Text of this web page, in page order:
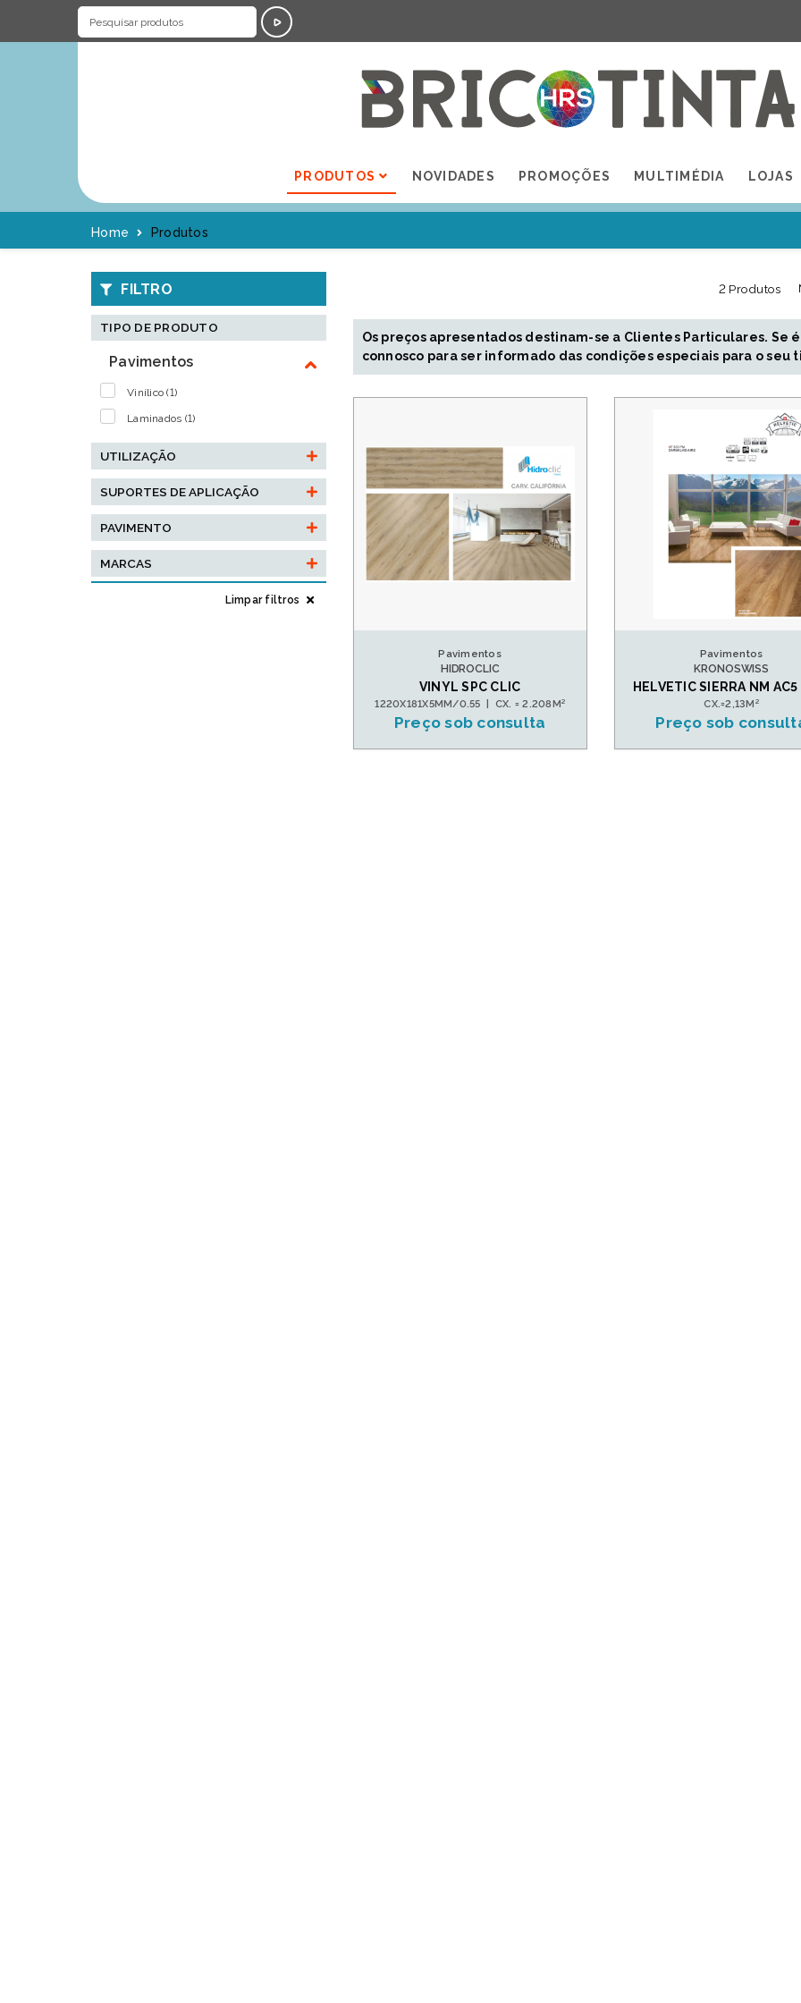
PRODUTOS NOVIDADES PROMOÇÕES MULTIMÉDIA LOJAS
Home Produtos
FILTRO
TIPO DE PRODUTO
Pavimentos
Vinílico (1)
Laminados (1)
UTILIZAÇÃO
SUPORTES DE APLICAÇÃO
PAVIMENTO
MARCAS
Limpar filtros
2 Produtos
Os preços apresentados destinam-se a Clientes Particulares.
connosco para ser informado das condições especiais para o seu
Pavimentos
HIDROCLIC
VINYL SPC CLIC
1220X181X5MM/0.55 | CX. = 2.208M²
Preço sob consulta
Pavimentos
KRONOSWISS
HELVETIC SIERRA NM AC5
CX.=2,13M²
Preço sob